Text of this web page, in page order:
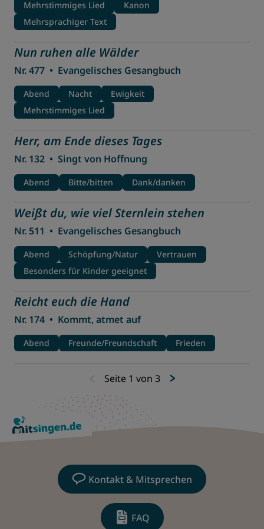
Mehrstimmiges Lied
Kanon
Mehrsprachiger Text
Nun ruhen alle Wälder
Nr. 477 • Evangelisches Gesangbuch
Abend Nacht
Ewigkeit
Mehrstimmiges Lied
Herr, am Ende dieses Tages
Nr. 132 • Singt von Hoffnung
Abend Bitte/bitten Dank/danken
Weißt du, wie viel Sternlein stehen
Nr. 511 • Evangelisches Gesangbuch
Abend Schöpfung/Natur
Vertrauen
Besonders für Kinder geeignet
Reicht euch die Hand
Nr. 174 • Kommt, atmet auf
Abend Freunde/Freundschaft Frieden
Seite 1 von 3
Kontakt & Mitsprechen
FAQ